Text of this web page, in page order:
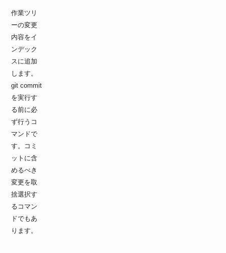
作業ツリ
ーの変更
内容をイ
ンデック
スに追加
します。
git commit
を実行す
る前に必
ず行うコ
マンドで
す。コミ
ットに含
めるべき
変更を取
捨選択す
るコマン
ドでもあ
ります。